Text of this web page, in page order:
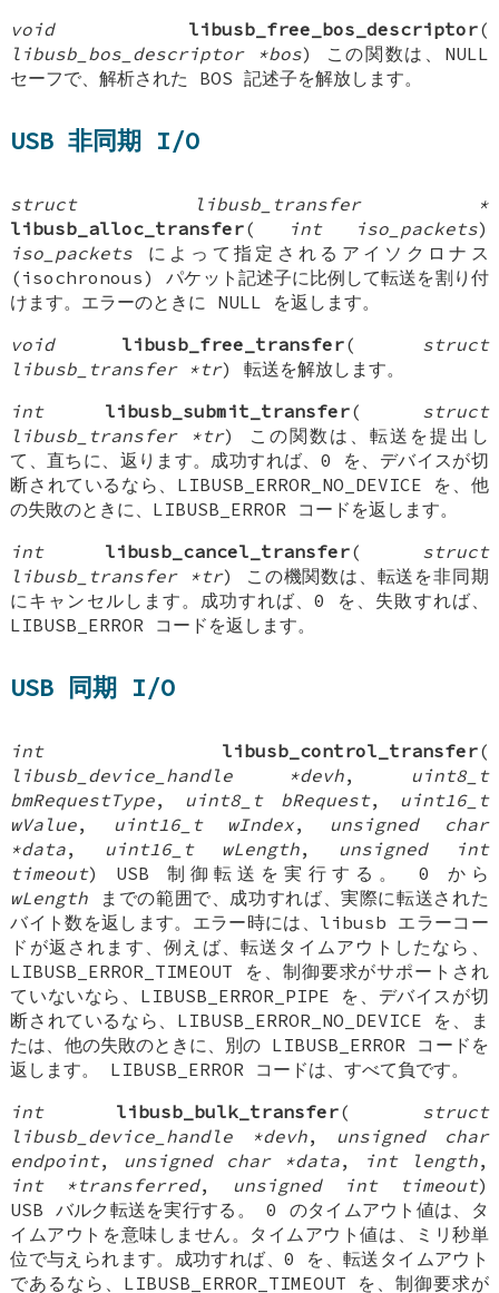
void
libusb_free_bos_descriptor(
libusb_bos_descriptor *bos) この関数は、NULL
セーフで、解析された BOS 記述子を解放します。
USB 非同期 I/O
struct libusb_transfer *
libusb_alloc_transfer( int iso_packets)
iso_packets によって指定されるアイソクロナス
(isochronous) パケット記述子に比例して転送を割り付
けます。エラーのときに NULL を返します。
void
libusb_free_transfer( struct
libusb_transfer *tr) 転送を解放します。
int
libusb_submit_transfer( struct
libusb_transfer *tr) この関数は、転送を提出し
て、直ちに、返ります。成功すれば、0 を、デバイスが切
断されているなら、LIBUSB_ERROR_NO_DEVICE を、他
の失敗のときに、LIBUSB_ERROR コードを返します。
int
libusb_cancel_transfer( struct
libusb_transfer *tr) この機関数は、転送を非同期
にキャンセルします。成功すれば、0 を、失敗すれば、
LIBUSB_ERROR コードを返します。
USB 同期 I/O
int libusb_control_transfer(
libusb_device_handle *devh, uint8_t
bmRequestType, uint8_t bRequest, uint16_t
wValue, uint16_t wIndex, unsigned char
*data, uint16_t wLength, unsigned int
timeout) USB 制御転送を実行する。 0 から
wLength までの範囲で、成功すれば、実際に転送された
バイト数を返します。エラー時には、libusb エラーコー
ドが返されます、例えば、転送タイムアウトしたなら、
LIBUSB_ERROR_TIMEOUT を、制御要求がサポートされ
ていないなら、LIBUSB_ERROR_PIPE を、デバイスが切
断されているなら、LIBUSB_ERROR_NO_DEVICE を、ま
たは、他の失敗のときに、別の LIBUSB_ERROR コードを
返します。 LIBUSB_ERROR コードは、すべて負です。
int
libusb_bulk_transfer( struct
libusb_device_handle *devh, unsigned char
endpoint, unsigned char *data, int length,
int *transferred, unsigned int timeout)
USB バルク転送を実行する。 0 のタイムアウト値は、タ
イムアウトを意味しません。タイムアウト値は、ミリ秒単
位で与えられます。成功すれば、0 を、転送タイムアウト
であるなら、LIBUSB_ERROR_TIMEOUT を、制御要求が